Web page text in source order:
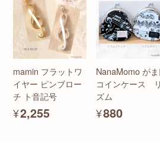
mamin フラットワ
イヤー ピンブロー
チ ト音記号
¥2,255
NanaMomo がま
コインケース リ
ズム
¥880